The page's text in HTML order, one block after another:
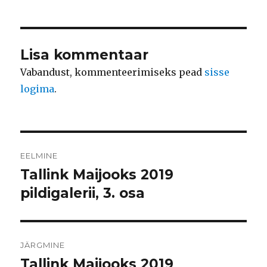
Lisa kommentaar
Vabandust, kommenteerimiseks pead sisse
logima.
EELMINE
Eelmine
postitus:
Tallink Maijooks 2019
pildigalerii, 3. osa
JÄRGMINE
Järgmine